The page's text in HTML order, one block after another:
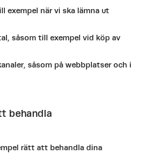
exempel när vi ska lämna ut
såsom till exempel vid köp av
såsom på webbplatser och i
behandla
rätt att behandla dina